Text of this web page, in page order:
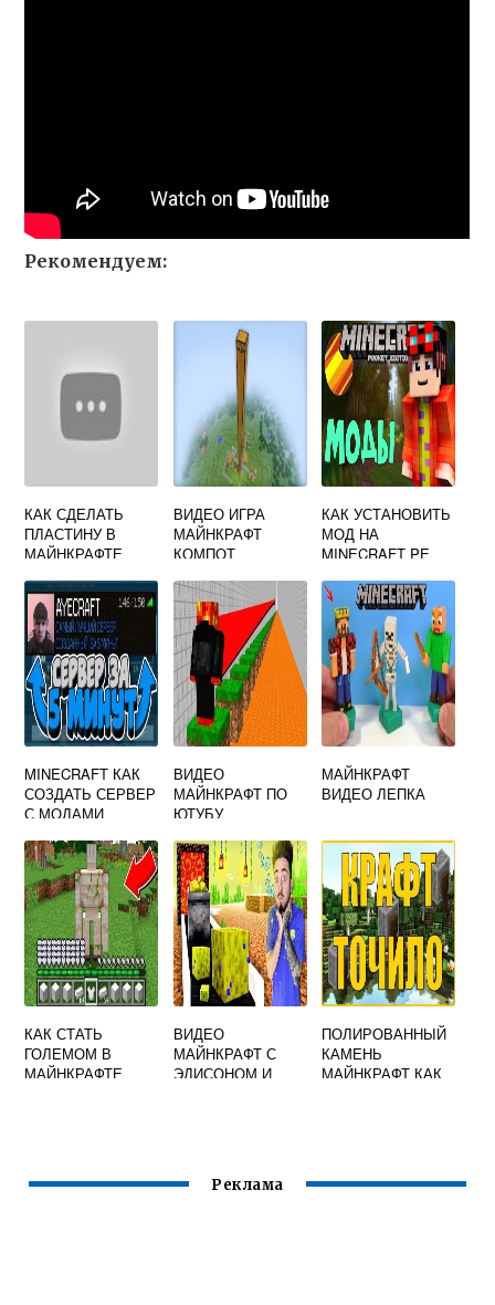
Рекомендуем:
КАК СДЕЛАТЬ
ПЛАСТИНУ В
МАЙНКРАФТЕ
ВИДЕО ИГРА
МАЙНКРАФТ
КОМПОТ
КАК УСТАНОВИТЬ
МОД НА
MINECRAFT PE
MINECRAFT КАК
СОЗДАТЬ СЕРВЕР
С МОДАМИ
ВИДЕО
МАЙНКРАФТ ПО
ЮТУБУ
МАЙНКРАФТ
ВИДЕО ЛЕПКА
КАК СТАТЬ
ГОЛЕМОМ В
МАЙНКРАФТЕ
ВИДЕО
МАЙНКРАФТ С
ЭДИСОНОМ И
ПОЛИРОВАННЫЙ
КАМЕНЬ
МАЙНКРАФТ КАК
Реклама